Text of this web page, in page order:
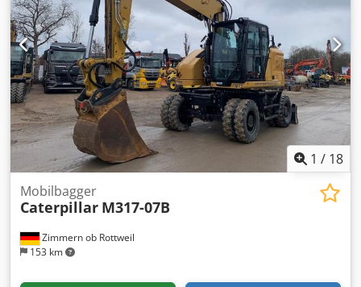
Betriebsgewicht: 19 to
1 / 18
Zimmern ob Rottweil
153 km
Mobilbagger
Caterpillar M317-07B